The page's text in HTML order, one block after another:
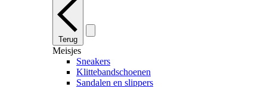
Terug
Meisjes
Sneakers
Klittebandschoenen
Sandalen en slippers